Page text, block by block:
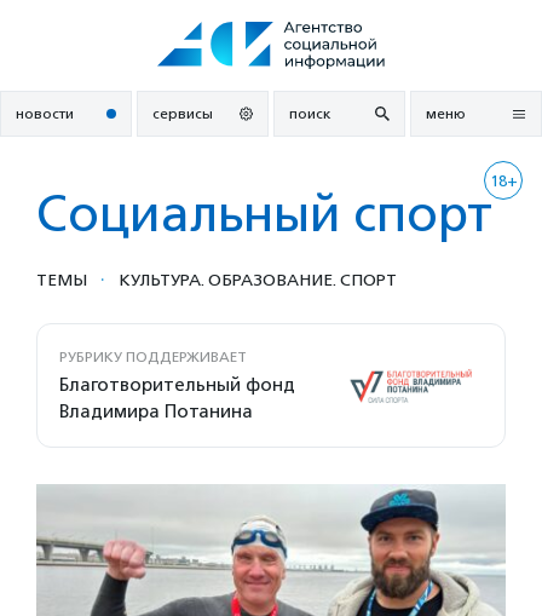
новости сервисы поиск меню
18+
Социальный спорт
ТЕМЫ · КУЛЬТУРА. ОБРАЗОВАНИЕ. СПОРТ
РУБРИКУ ПОДДЕРЖИВАЕТ
Благотворительный фонд
Владимира Потанина